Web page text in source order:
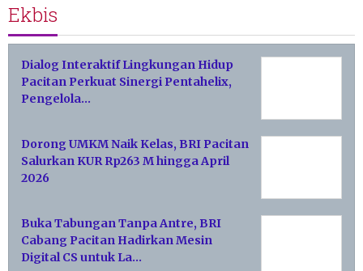
Ekbis
Dialog Interaktif Lingkungan Hidup
Pacitan Perkuat Sinergi Pentahelix,
Pengelola…
Dorong UMKM Naik Kelas, BRI Pacitan
Salurkan KUR Rp263 M hingga April
2026
Buka Tabungan Tanpa Antre, BRI
Cabang Pacitan Hadirkan Mesin
Digital CS untuk La…